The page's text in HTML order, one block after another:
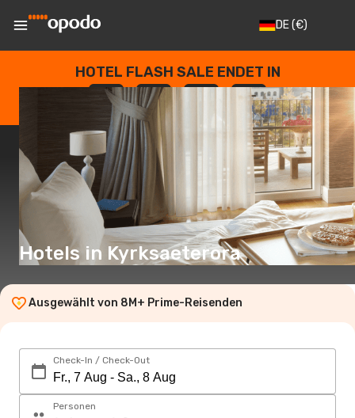
DE(€)
HOTEL FLASH SALE ENDET IN
--
TAGE
: --
STUNDEN
: --
SEKUNDEN
Hotels in Kyrksaeterora
Ausgewählt von 8M+ Prime-Reisenden
Check-In / Check-Out
Personen